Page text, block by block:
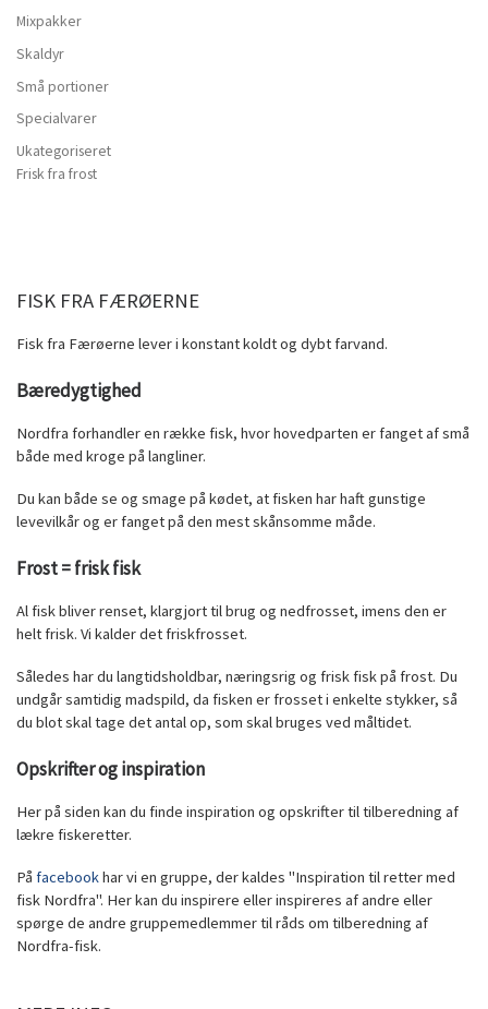
Mixpakker
Skaldyr
Små portioner
Specialvarer
Ukategoriseret
Frisk fra frost
FISK FRA FÆRØERNE
Fisk fra Færøerne lever i konstant koldt og dybt farvand.
Bæredygtighed
Nordfra forhandler en række fisk, hvor hovedparten er fanget af små
både med kroge på langliner.
Du kan både se og smage på kødet, at fisken har haft gunstige
levevilkår og er fanget på den mest skånsomme måde.
Frost = frisk fisk
Al fisk bliver renset, klargjort til brug og nedfrosset, imens den er
helt frisk. Vi kalder det friskfrosset.
Således har du langtidsholdbar, næringsrig og frisk fisk på frost. Du
undgår samtidig madspild, da fisken er frosset i enkelte stykker, så
du blot skal tage det antal op, som skal bruges ved måltidet.
Opskrifter og inspiration
Her på siden kan du finde inspiration og opskrifter til tilberedning af
lækre fiskeretter.
På facebookhar vi en gruppe, der kaldes "Inspiration til retter med
fisk Nordfra". Her kan du inspirere eller inspireres af andre eller
spørge de andre gruppemedlemmer til råds om tilberedning af
Nordfra-fisk.